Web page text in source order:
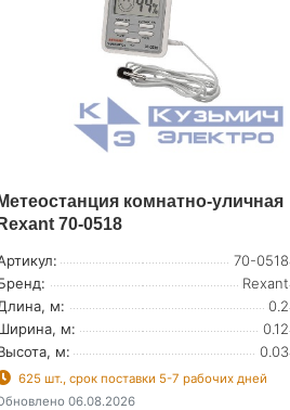
Метеостанция комнатно-уличная
Rexant 70-0518
70-0518
Rexant
м:
0.2
м:
0.12
м:
0.03
625 шт., срок поставки 5-7 рабочих дней
06.08.2026